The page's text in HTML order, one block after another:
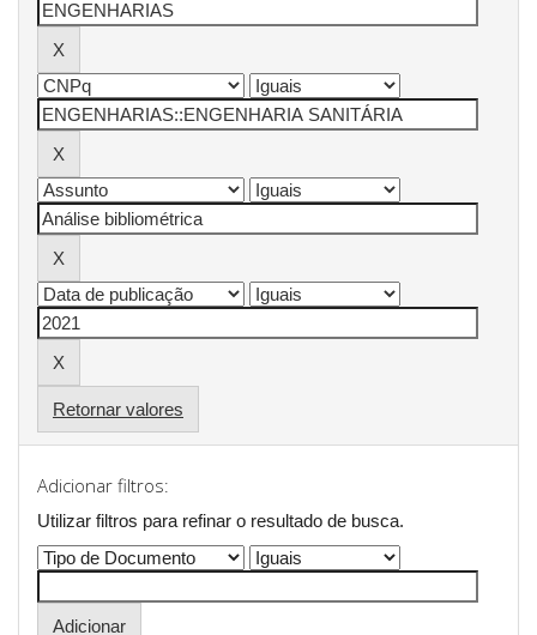
Retornar valores
Adicionar filtros:
Utilizar filtros para refinar o resultado de busca.